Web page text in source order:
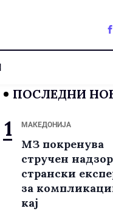
ПОСЛЕДНИ
МАКЕДОНИЈА
МЗ покренува
стручен
странски
за
кај